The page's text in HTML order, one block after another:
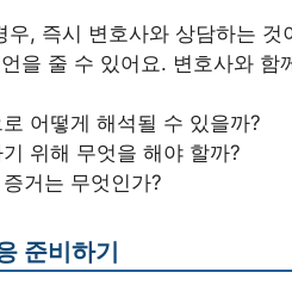
우, 즉시 변호사와 상담하는
을 줄 수 있어요. 변호사와
어떻게 해석될 수 있을까?
위해 무엇을 해야 할까?
거는 무엇인가?
준비하기